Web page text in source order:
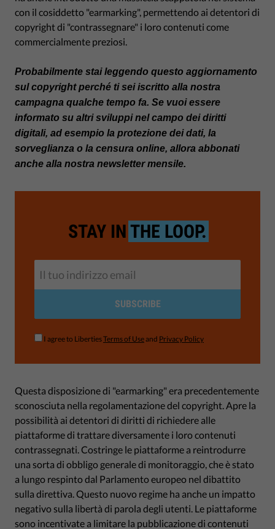
con il cosiddetto "earmarking", permettendo ai detentori di
copyright di "contrassegnare" i loro contenuti come
commercialmente preziosi.
Probabilmente stai leggendo questo aggiornamento
sul copyright perché ti sei iscritto alla nostra
campagna qualche tempo fa. Se vuoi essere
informato su altri sviluppi nel campo dei diritti
digitali, ad esempio la protezione dei dati, la
sorveglianza o la censura online, allora abbonati
anche alla nostra newsletter mensile.
STAY IN THE LOOP.
SUBSCRIBE
I agree to LibertiesTerms of Useand Privacy Policy
Questa disposizione di "earmarking" era precedentemente
sconosciuta nella regolamentazione del copyright. Apre la
possibilità ai detentori di diritti di richiedere alle
piattaforme di trattare diversamente i loro contenuti
contrassegnati. Costringe le piattaforme a reintrodurre
una sorta di obbligo generale di monitoraggio, che è stato
a lungo respinto dal Parlamento europeo nel dibattito
sulla direttiva. Questo nuovo regime ha anche un impatto
negativo sulla libertà di parola degli utenti. Le piattaforme
sono incentivate a limitare la pubblicazione di contenuti